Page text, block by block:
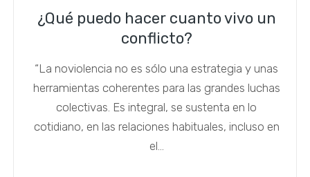
¿Qué puedo hacer cuanto vivo un
conflicto?
“La noviolencia no es sólo una estrategia y unas
herramientas coherentes para las grandes luchas
colectivas. Es integral, se sustenta en lo
cotidiano, en las relaciones habituales, incluso en
el...